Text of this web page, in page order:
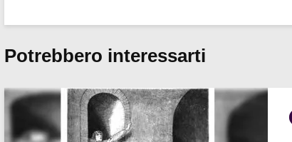
Potrebbero interessarti